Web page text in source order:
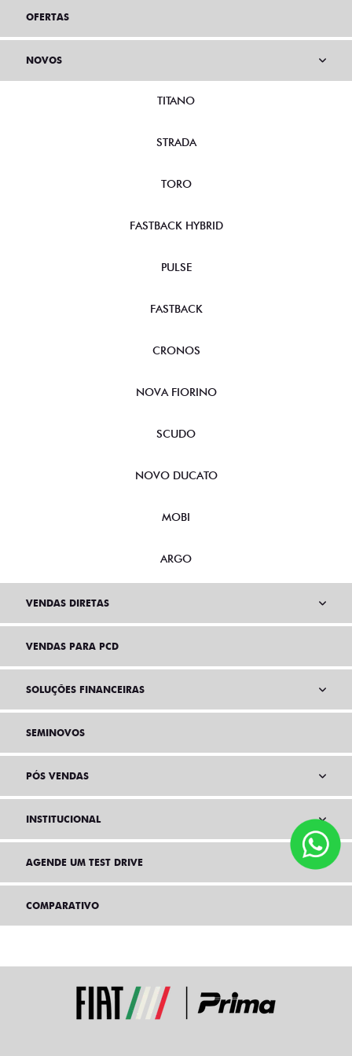
OFERTAS
NOVOS
TITANO
STRADA
TORO
FASTBACK HYBRID
PULSE
FASTBACK
CRONOS
NOVA FIORINO
SCUDO
NOVO DUCATO
MOBI
ARGO
VENDAS DIRETAS
VENDAS PARA PCD
SOLUÇÕES FINANCEIRAS
SEMINOVOS
PÓS VENDAS
INSTITUCIONAL
AGENDE UM TEST DRIVE
COMPARATIVO